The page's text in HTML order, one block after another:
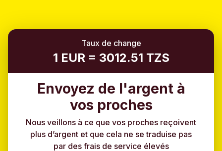
Taux de change
1 EUR = 3012.51 TZS
Envoyez de l'argent à
vos proches
Nous veillons à ce que vos proches reçoivent
plus d’argent et que cela ne se traduise pas
par des frais de service élevés